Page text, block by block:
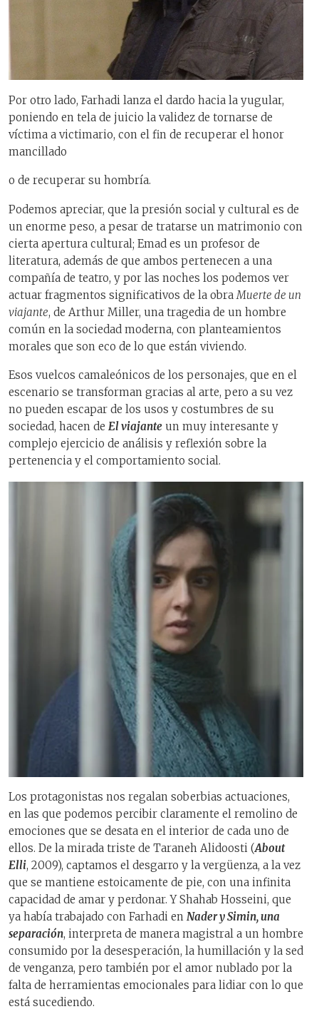
Por otro lado, Farhadi lanza el dardo hacia la yugular,
poniendo en tela de juicio la validez de tornarse de
víctima a victimario, con el fin de recuperar el honor
mancillado
o de recuperar su hombría.
Podemos apreciar, que la presión social y cultural es de
un enorme peso, a pesar de tratarse un matrimonio con
cierta apertura cultural; Emad es un profesor de
literatura, además de que ambos pertenecen a una
compañía de teatro, y por las noches los podemos ver
actuar fragmentos significativos de la obraMuerte de un
viajante, de Arthur Miller, una tragedia de un hombre
común en la sociedad moderna, con planteamientos
morales que son eco de lo que están viviendo.
Esos vuelcos camaleónicos de los personajes, que en el
escenario se transforman gracias al arte, pero a su vez
no pueden escapar de los usos y costumbres de su
sociedad, hacen de El viajante un muy interesante y
complejo ejercicio de análisis y reflexión sobre la
pertenencia y el comportamiento social.
Los protagonistas nos regalan soberbias actuaciones,
en las que podemos percibir claramente el remolino de
emociones que se desata en el interior de cada uno de
ellos. De la mirada triste de Taraneh Alidoosti (About
Elli, 2009), captamos el desgarro y la vergüenza, a la vez
que se mantiene estoicamente de pie, con una infinita
capacidad de amar y perdonar. Y Shahab Hosseini, que
ya había trabajado con Farhadi en Nader y Simin, una
separación, interpreta de manera magistral a un hombre
consumido por la desesperación, la humillación y la sed
de venganza, pero también por el amor nublado por la
falta de herramientas emocionales para lidiar con lo que
está sucediendo.